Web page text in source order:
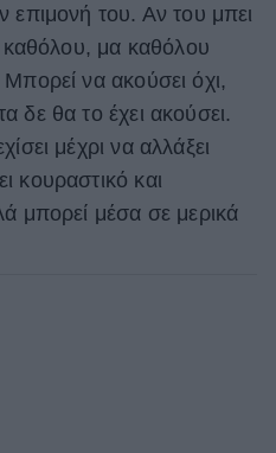
επιμονή του. Αν του μπει
καθόλου, μα καθόλου
να ακούσει όχι,
δε θα το έχει ακούσει.
μέχρι να αλλάξει
κουραστικό και
μπορεί μέσα σε μερικά